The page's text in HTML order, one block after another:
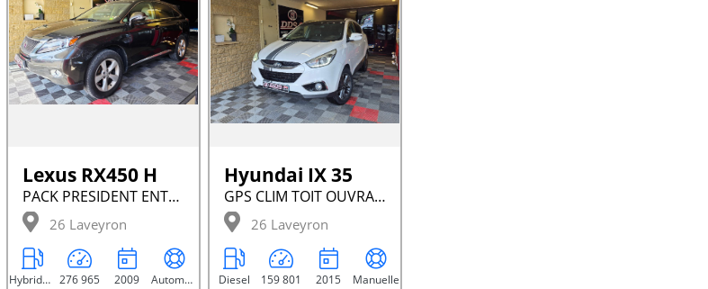
Lexus RX450 H
PACK PRESIDENT ENTRETENU
26 Laveyron
Hybride Essence Rechargeable 276 965 2009 Automatique
Hyundai IX 35
GPS CLIM TOIT OUVRANT CT OK
26 Laveyron
Diesel 159 801 2015 Manuelle